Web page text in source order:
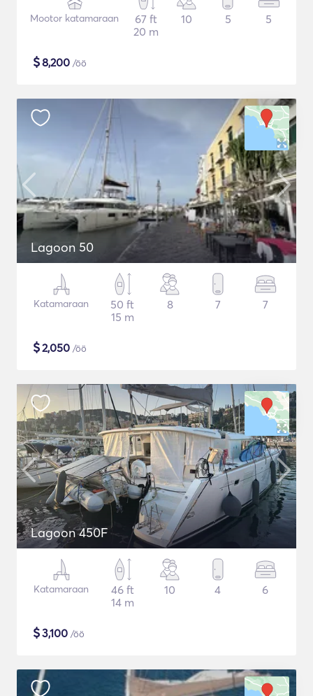
Mootor katamaraan
67 ft
20 m
10 5 5
$8,200 /öö
Lagoon 50
Katamaraan
50 ft
15 m
8 7 7
$2,050 /öö
Lagoon 450F
Katamaraan
46 ft
14 m
10 4 6
$3,100 /öö